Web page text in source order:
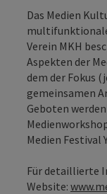
Das Medien
Verein MKH
Aspekten der
dem der Fokus
gemeinsamen
Geboten
Medien Festival
Für detaillierte
Website: